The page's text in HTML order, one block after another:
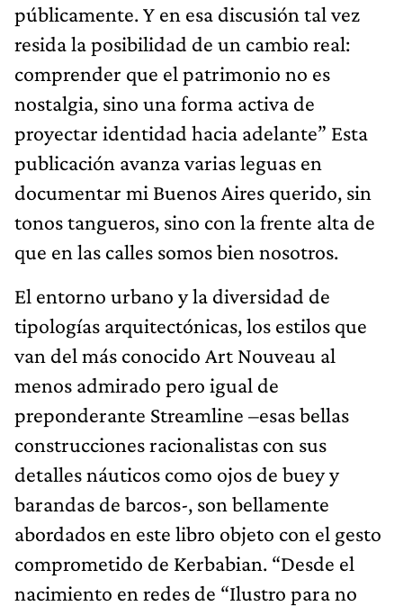
públicamente. Y en esa discusión tal vez
resida la posibilidad de un cambio real:
comprender que el patrimonio no es
nostalgia, sino una forma activa de
proyectar identidad hacia adelante” Esta
publicación avanza varias leguas en
documentar mi Buenos Aires querido, sin
tonos tangueros, sino con la frente alta de
que en las calles somos bien nosotros.
El entorno urbano y la diversidad de
tipologías arquitectónicas, los estilos que
van del más conocido Art Nouveau al
menos admirado pero igual de
preponderante Streamline –esas bellas
construcciones racionalistas con sus
detalles náuticos como ojos de buey y
barandas de barcos-, son bellamente
abordados en este libro objeto con el gesto
comprometido de Kerbabian. “Desde el
nacimiento en redes de “Ilustro para no